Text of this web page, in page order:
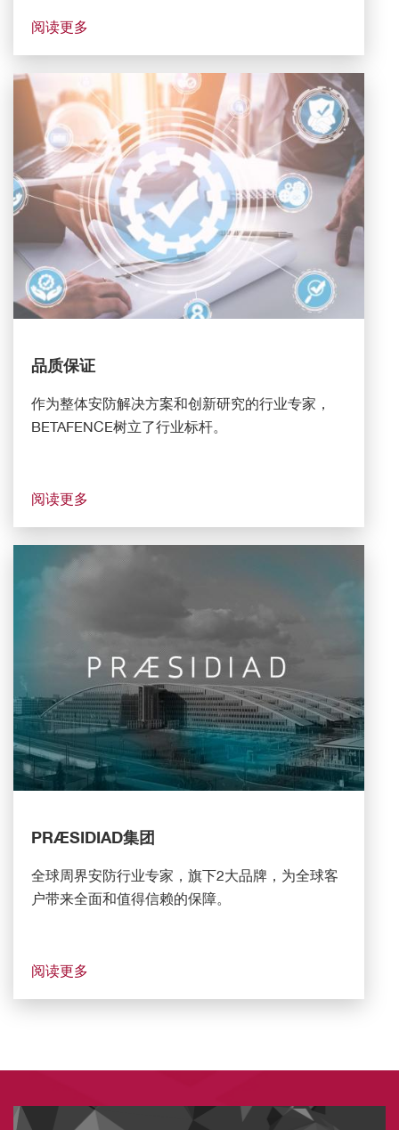
阅读更多
CT Image
图像
品质保证
作为整体安防解决方案和创新研究的行业专家，
BETAFENCE树立了行业标杆。
阅读更多
PRÆSIDIAD集团
全球周界安防行业专家，旗下2大品牌，为全球客
户带来全面和值得信赖的保障。
阅读更多